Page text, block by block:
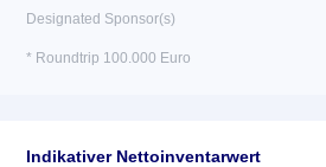
Designated Sponsor(s)
* Roundtrip 100.000 Euro
Indikativer Nettoinventarwert